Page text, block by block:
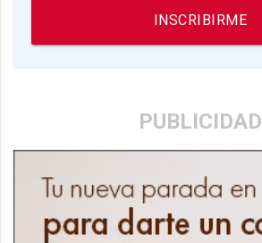
INSCRIBIRME
PUBLICIDAD